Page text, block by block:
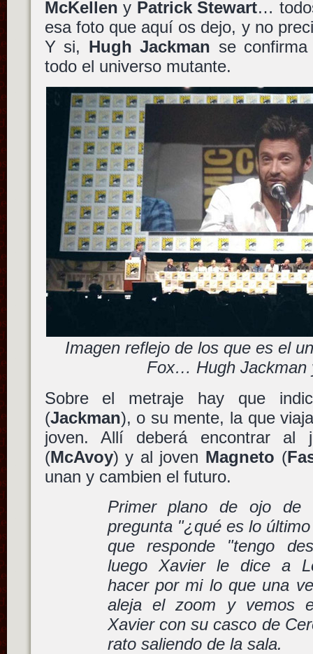
McKellen y Patrick Stewart…
esa foto que aquí os dejo, y no
Y si, Hugh Jackman se
todo el universo mutante.
Imagen reflejo de los que es el
Fox… Hugh Jackman
Sobre el metraje hay que
(Jackman), o su mente, la que
joven. Allí deberá encontrar al
(McAvoy) y al joven Magneto (
unan y cambien el futuro.
Primer plano de ojo de
pregunta "¿qué es lo
que responde "tengo
luego Xavier le dice a
hacer por mi lo que una
aleja el zoom y vemos
Xavier con su casco de
rato saliendo de la sala.